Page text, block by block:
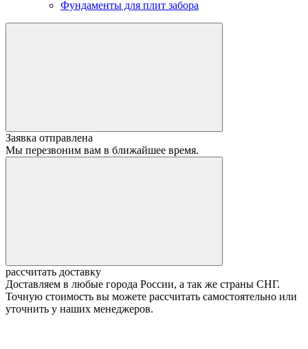
Фундаменты для плит забора
Заявка отправлена
Мы перезвоним вам в ближайшее время.
рассчитать доставку
Доставляем в любые города России, а так же страны СНГ.
Точную стоимость вы можете рассчитать самостоятельно или
уточнить у наших менеджеров.